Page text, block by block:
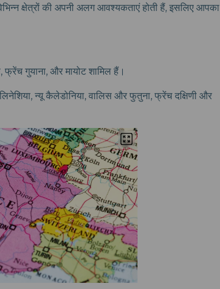
क्षेत्रों की अपनी अलग आवश्यकताएं होती हैं, इसलिए आपका
फ्रेंच गुयाना, और मायोट शामिल हैं।
न्यू कैलेडोनिया, वालिस और फुतुना, फ्रेंच दक्षिणी और